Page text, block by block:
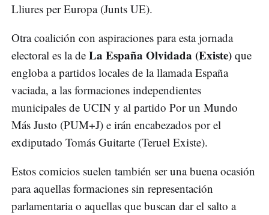
Lliures per Europa (Junts UE).
Otra coalición con aspiraciones para esta jornada
electoral es la de La España Olvidada (Existe) que
engloba a partidos locales de la llamada España
vaciada, a las formaciones independientes
municipales de UCIN y al partido Por un Mundo
Más Justo (PUM+J) e irán encabezados por el
exdiputado Tomás Guitarte (Teruel Existe).
Estos comicios suelen también ser una buena ocasión
para aquellas formaciones sin representación
parlamentaria o aquellas que buscan dar el salto a